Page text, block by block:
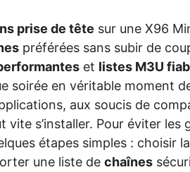
prise de tête sur une X96
préférées sans subir de
et listes M3U
soirée en véritable moment
aux soucis de
vite s’installer. Pour éviter les
étapes simples : choisir
une liste de chaînes